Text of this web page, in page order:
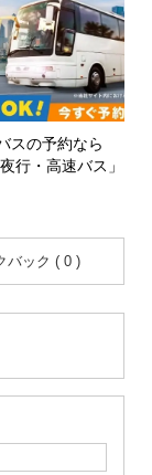
スの予約なら
行・高速バス」
バック ( 0 )